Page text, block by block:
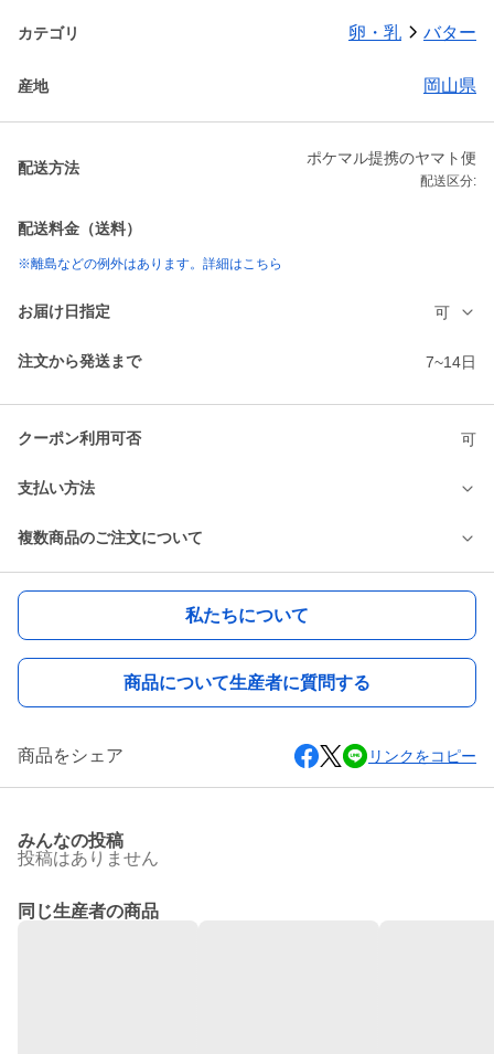
カテゴリ 卵・乳 バター
産地 岡山県
配送方法
ポケマル提携のヤマト便
配送区分:
配送料金（送料）
※離島などの例外はあります。詳細はこちら
お届け日指定 可
注文から発送まで 7~14日
クーポン利用可否 可
支払い方法
複数商品のご注文について
私たちについて
商品について生産者に質問する
商品をシェア リンクをコピー
みんなの投稿
投稿はありません
同じ生産者の商品